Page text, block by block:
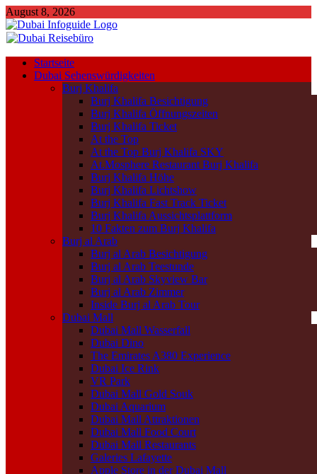
August 8, 2026
Startseite
Dubai Sehenswürdigkeiten
Burj Khalifa
Burj Khalifa Besichtigung
Burj Khalifa Öffnungszeiten
Burj Khalifa Ticket
At the Top
At the Top Burj Khalifa SKY
At.Mosphere Restaurant Burj Khalifa
Burj Khalifa Höhe
Burj Khalifa Lichtshow
Burj Khalifa Fast Track Ticket
Burj Khalifa Aussichtsplattform
10 Fakten zum Burj Khalifa
Burj al Arab
Burj al Arab Besichtigung
Burj al Arab Teestunde
Burj al Arab Skyview Bar
Burj al Arab Zimmer
Inside Burj al Arab Tour
Dubai Mall
Dubai Mall Wasserfall
Dubai Dino
The Emirates A380 Experience
Dubai Ice Rink
VR Park
Dubai Mall Gold Souk
Dubai Aquarium
Dubai Mall Attraktionen
Dubai Mall Food Court
Dubai Mall Restaurants
Galeries Lafayette
Apple Store in der Dubai Mall